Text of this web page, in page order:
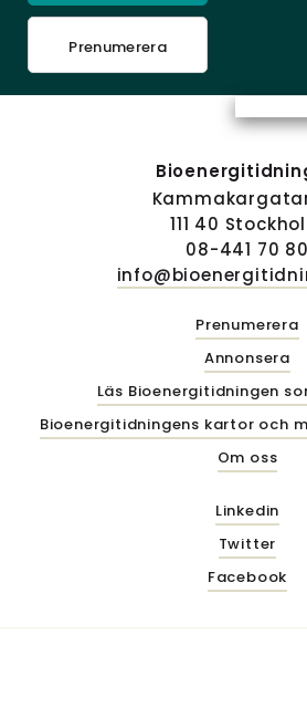
Prenumerera
111 40
08-441 70 80
Prenumerera
Annonsera
Läs Bioenergitidningen
Bioenergitidningens kartor och
Om oss
Linkedin
Twitter
Facebook